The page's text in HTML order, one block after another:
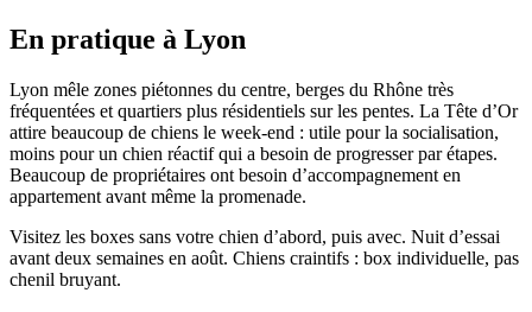
En pratique à Lyon
Lyon mêle zones piétonnes du centre, berges du Rhône très
fréquentées et quartiers plus résidentiels sur les pentes. La Tête d’Or
attire beaucoup de chiens le week-end : utile pour la socialisation,
moins pour un chien réactif qui a besoin de progresser par étapes.
Beaucoup de propriétaires ont besoin d’accompagnement en
appartement avant même la promenade.
Visitez les boxes sans votre chien d’abord, puis avec. Nuit d’essai
avant deux semaines en août. Chiens craintifs : box individuelle, pas
chenil bruyant.